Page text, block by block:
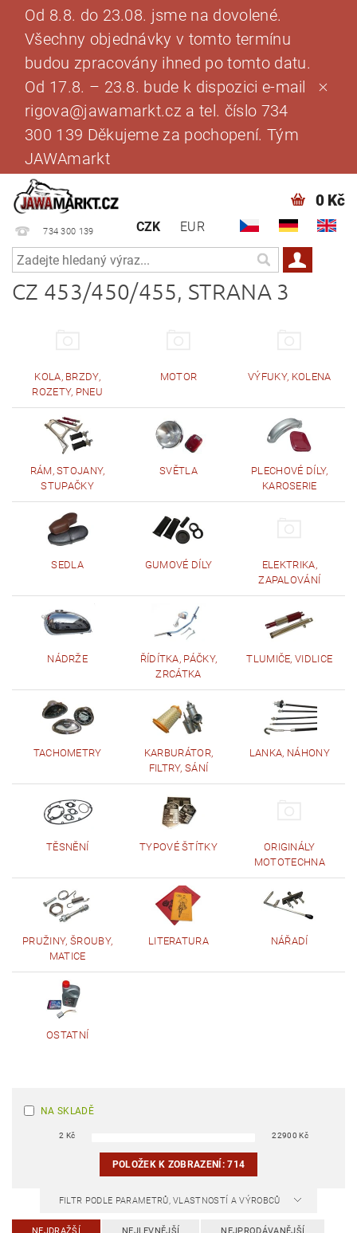
Od 8.8. do 23.08. jsme na dovolené.
Všechny objednávky v tomto termínu
budou zpracovány ihned po tomto datu.
Od 17.8. – 23.8. bude k dispozici e-mail
rigova@jawamarkt.cz a tel. číslo 734
300 139 Děkujeme za pochopení. Tým
JAWAmarkt
734 300 139 CZK EUR
0 Kč
CZ 453/450/455, STRANA 3
KOLA, BRZDY,
ROZETY, PNEU
MOTOR VÝFUKY, KOLENA
RÁM, STOJANY,
STUPAČKY
SVĚTLA
PLECHOVÉ DÍLY,
KAROSERIE
SEDLA GUMOVÉ DÍLY
ELEKTRIKA,
ZAPALOVÁNÍ
NÁDRŽE
ŘÍDÍTKA, PÁČKY,
ZRCÁTKA
TLUMIČE, VIDLICE
TACHOMETRY
KARBURÁTOR,
FILTRY, SÁNÍ
LANKA, NÁHONY
TĚSNĚNÍ TYPOVÉ ŠTÍTKY
ORIGINÁLY
MOTOTECHNA
PRUŽINY, ŠROUBY,
MATICE
LITERATURA NÁŘADÍ
OSTATNÍ
NA SKLADĚ
2 Kč 22900 Kč
POLOŽEK K ZOBRAZENÍ:714
FILTR PODLE PARAMETRŮ, VLASTNOSTÍ A VÝROBCŮ